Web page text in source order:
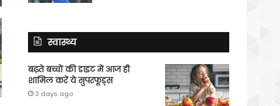
स्वास्थ्य
बढ़ते बच्चों की डाइट में आज ही
शामिल करें ये सुपरफूड्स
3 days ago